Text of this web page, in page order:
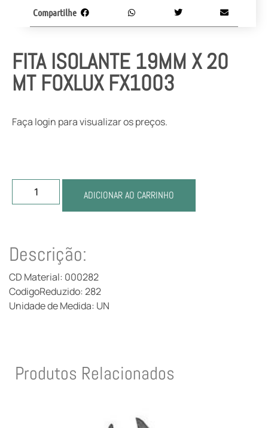
FITA ISOLANTE 19MM X 20
MT FOXLUX FX1003
Faça login para visualizar os preços.
ADICIONAR AO CARRINHO
Compartilhe
Descrição:
CD Material: 000282
CodigoReduzido: 282
Unidade de Medida: UN
Produtos Relacionados